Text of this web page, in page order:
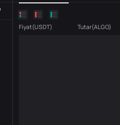
Fiyat(USDT) Tutar(ALGO)